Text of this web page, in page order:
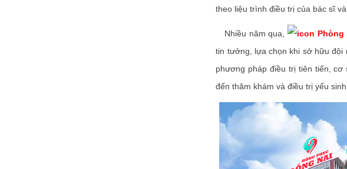
theo liệu trình điều trị của bác sĩ
Nhiều năm qua, Phòng
tin tưởng, lựa chọn khi sở hữu đội
phương pháp điều trị tiên tiến,
đến thăm khám và điều trị yếu sinh